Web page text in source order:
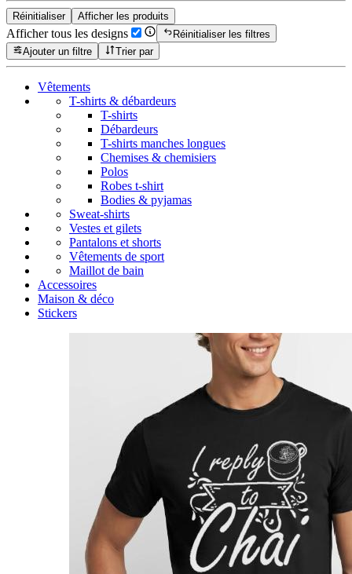
Réinitialiser Afficher les produits
Afficher tous les designs
Réinitialiser les filtres
Ajouter un filtre
Trier par
Vêtements
T-shirts & débardeurs
T-shirts
Débardeurs
T-shirts manches longues
Chemises & chemisiers
Polos
Robes t-shirt
Bodies & pyjamas
Sweat-shirts
Vestes et gilets
Pantalons et shorts
Vêtements de sport
Maillot de bain
Accessoires
Maison & déco
Stickers